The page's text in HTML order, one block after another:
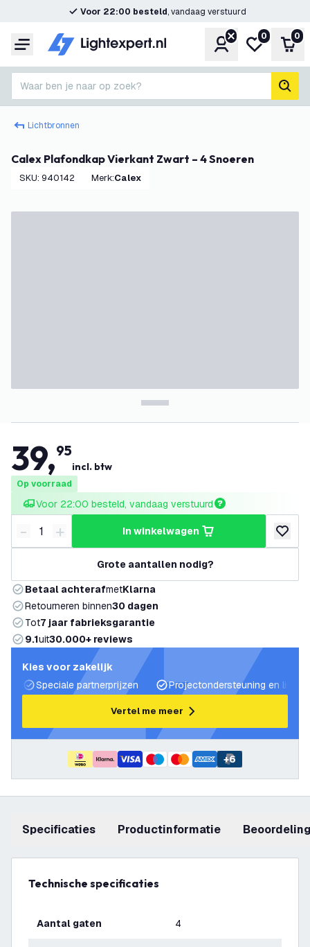
Voor 22:00 besteld, vandaag verstuurd
Menu Account
Mijn
0 0
Waar ben je naar op zoek?
Lichtbronnen
Calex Plafondkap Vierkant Zwart – 4 Snoeren
SKU: 940142 Merk: Calex
39,95
incl. btw
Op voorraad
Voor 22:00 besteld, vandaag verstuurd
Verminder hoeveelheid
- Verhoog hoeveelheid
+ in winkelwagen
Grote aantallen nodig?
Betaal achterafmetKlarna
Retourneren binnen30 dagen
Tot7 jaar fabrieksgarantie
9.1uit30.000+ reviews
Kies voor zakelijk
Speciale partnerprijzen
Projectondersteuning en
Vertel me meer
+6
Specificaties productinformatie
Technische specificaties
Aantal gaten 4